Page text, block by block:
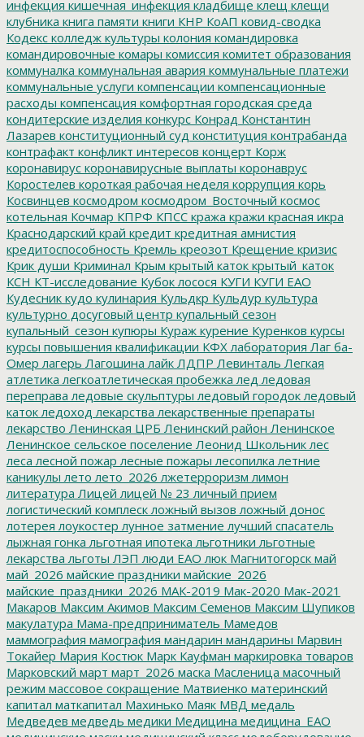
инфекция кишечная_инфекция кладбище клещ клещи
клубника книга памяти книги КНР КоАП ковид-сводка
Кодекс колледж культуры колония командировка
командировочные комары комиссия комитет образования
коммуналка коммунальная авария коммунальные платежи
коммунальные услуги компенсации компенсационные
расходы компенсация комфортная городская среда
кондитерские изделия конкурс Конрад Константин
Лазарев конституционный суд конституция контрабанда
контрафакт конфликт интересов концерт Корж
коронавирус коронавирусные выплаты коронаврус
Коростелев короткая рабочая неделя коррупция корь
Косвинцев космодром космодром_Восточный космос
котельная Кочмар КПРФ КПСС кража кражи красная икра
Краснодарский край кредит кредитная амнистия
кредитоспособность Кремль креозот Крещение кризис
Крик души Криминал Крым крытый каток крытый_каток
КСН КТ-исследование Кубок лосося КУГИ КУГИ ЕАО
Кудесник кудо кулинария Кульдкр Кульдур культура
культурно досуговый центр купальный сезон
купальный_сезон купюры Кураж курение Куренков курсы
курсы повышения квалификации КФХ лаборатория Лаг ба-
Омер лагерь Лагошина лайк ЛДПР Левинталь Легкая
атлетика легкоатлетическая пробежка лед ледовая
переправа ледовые скульптуры ледовый городок ледовый
каток ледоход лекарства лекарственные препараты
лекарство Ленинская ЦРБ Ленинский район Ленинское
Ленинское сельское поселение Леонид Школьник лес
леса лесной пожар лесные пожары лесопилка летние
каникулы лето лето_2026 лжетерроризм лимон
литература Лицей лицей № 23 личный прием
логистический комплеск ложный вызов ложный донос
лотерея лоукостер лунное затмение лучший спасатель
лыжная гонка льготная ипотека льготники льготные
лекарства льготы ЛЭП люди ЕАО люк Магнитогорск май
май_2026 майские праздники майские_2026
майские_праздники_2026 МАК-2019 Мак-2020 Мак-2021
Макаров Максим Акимов Максим Семенов Максим Шупиков
макулатура Мама-предприниматель Мамедов
маммография мамография мандарин мандарины Марвин
Токайер Мария Костюк Марк Кауфман маркировка товаров
Марковский март март_2026 маска Масленица масочный
режим массовое сокращение Матвиенко материнский
капитал маткапитал Махинько Маяк МВД медаль
Медведев медведь медики Медицина медицина_ЕАО